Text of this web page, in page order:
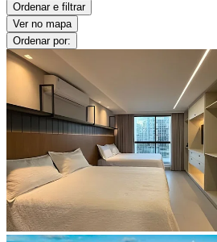
Ordenar e filtrar
Ver no mapa
Ordenar por: